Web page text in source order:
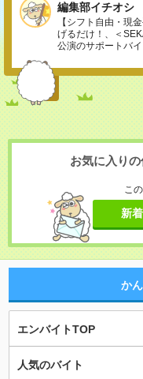
編集部イチオシ
【シフト自由・現
げるだけ！、＜
公演のサポートバ
お気に入り
こ
新
か
エンバイトTOP
人気のバイト